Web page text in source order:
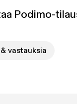
Podimo-
vastauksia